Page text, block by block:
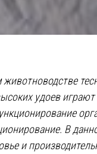
удоев
В
и